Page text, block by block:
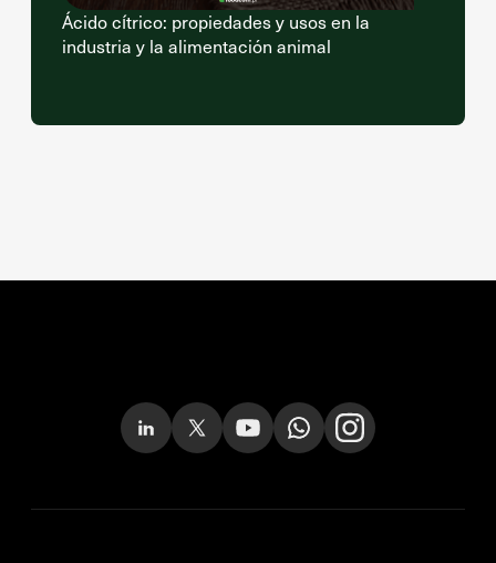
Ácido cítrico: propiedades y usos en la
industria y la alimentación animal